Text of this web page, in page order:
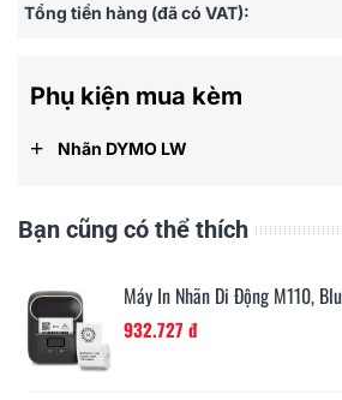
Tổng tiền hàng (đã có VAT):
Phụ kiện mua kèm
+ Nhãn DYMO LW
Bạn cũng có thể thích
Máy In Nhãn Di Động M110,
932.727 đ